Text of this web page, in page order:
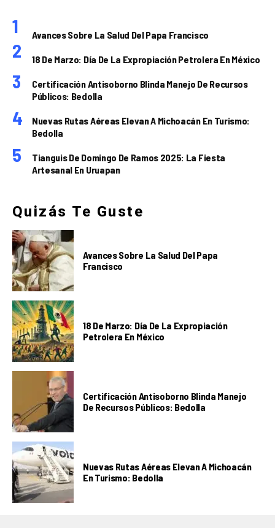
Avances Sobre La Salud Del Papa Francisco
18 De Marzo: Día De La Expropiación Petrolera En México
Certificación Antisoborno Blinda Manejo De Recursos
Públicos: Bedolla
Nuevas Rutas Aéreas Elevan A Michoacán En Turismo:
Bedolla
Tianguis De Domingo De Ramos 2025: La Fiesta
Artesanal En Uruapan
Quizás Te Guste
Avances Sobre La Salud Del Papa
Francisco
18 De Marzo: Día De La Expropiación
Petrolera En México
Certificación Antisoborno Blinda Manejo
De Recursos Públicos: Bedolla
Nuevas Rutas Aéreas Elevan A Michoacán
En Turismo: Bedolla